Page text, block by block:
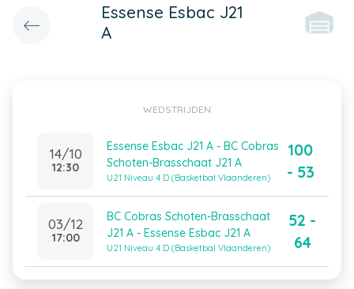
Essense Esbac J21
A
WEDSTRIJDEN
14/10
12:30
Essense Esbac J21 A - BC Cobras
Schoten-Brasschaat J21 A
U21 Niveau 4 D (Basketbal Vlaanderen)
100
- 53
03/12
17:00
BC Cobras Schoten-Brasschaat
J21 A - Essense Esbac J21 A
U21 Niveau 4 D (Basketbal Vlaanderen)
52 -
64